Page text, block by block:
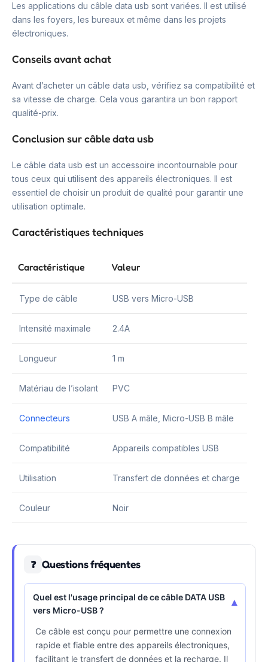
Les applications du câble data usb sont variées. Il est utilisé
dans les foyers, les bureaux et même dans les projets
électroniques.
Conseils avant achat
Avant d’acheter un câble data usb, vérifiez sa compatibilité et
sa vitesse de charge. Cela vous garantira un bon rapport
qualité-prix.
Conclusion sur câble data usb
Le câble data usb est un accessoire incontournable pour
tous ceux qui utilisent des appareils électroniques. Il est
essentiel de choisir un produit de qualité pour garantir une
utilisation optimale.
Caractéristiques techniques
Caractéristique Valeur
Type de câble USB vers Micro-USB
Intensité maximale 2.4A
Longueur 1 m
Matériau de l’isolant PVC
Connecteurs USB A mâle, Micro-USB B mâle
Compatibilité Appareils compatibles USB
Utilisation Transfert de données et charge
Couleur Noir
❓ Questions fréquentes
Quel est l'usage principal de ce câble DATA USB
vers Micro-USB ?
▾
Ce câble est conçu pour permettre une connexion
rapide et fiable entre des appareils électroniques,
facilitant le transfert de données et la recharge. Il